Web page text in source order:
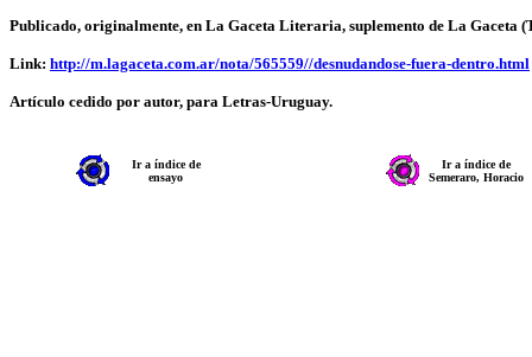
Publicado, originalmente, en La Gaceta Literaria, suplemento de La Gaceta
Link: http://m.lagaceta.com.ar/nota/565559//desnudandose-fuera-dentro.html
Artículo cedido por autor, para Letras-Uruguay.
Ir a índice de
ensayo
Ir a índice de
Semeraro, Horacio